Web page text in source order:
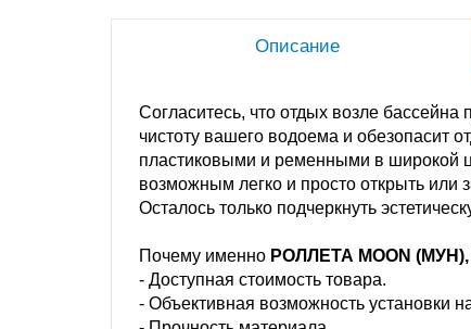
Описание
Согласитесь, что отдых возле бассейна
чистоту вашего водоема и обезопасит
пластиковыми и ременными в широкой
возможным легко и просто открыть или
Осталось только подчеркнуть
Почему именно РОЛЛЕТА MOON
- Доступная стоимость товара.
- Объективная возможность установки